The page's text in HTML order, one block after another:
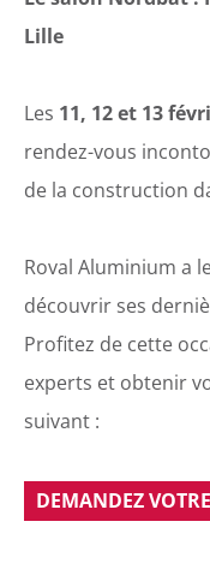
Lille
Les 11, 12 et 13
rendez-vous
de la construction
Roval Aluminium a
découvrir ses
Profitez de cette
experts et obtenir
suivant :
DEMANDEZ